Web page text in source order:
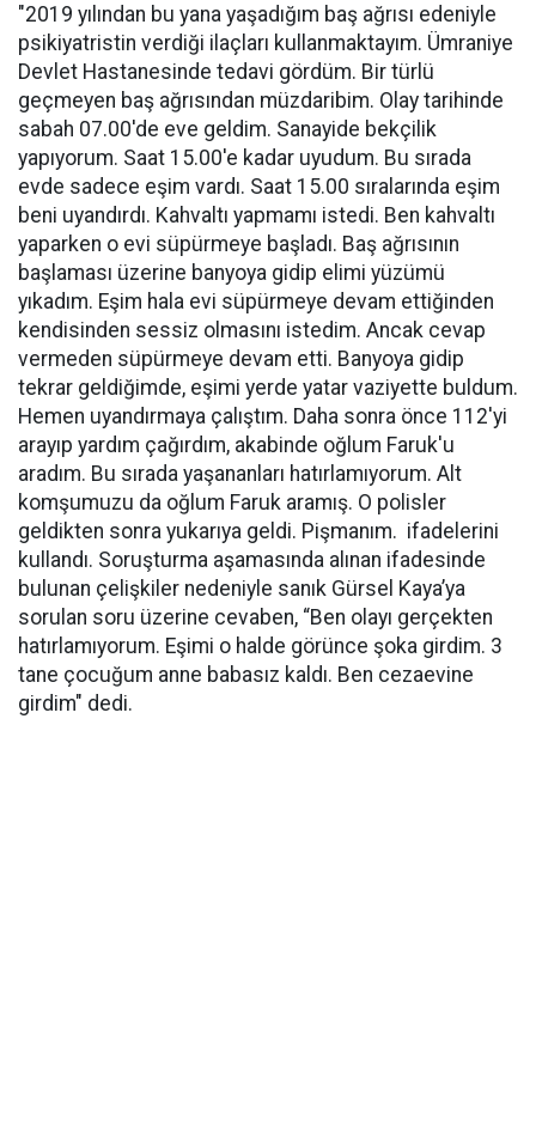
"2019 yılından bu yana yaşadığım baş ağrısı edeniyle
psikiyatristin verdiği ilaçları kullanmaktayım. Ümraniye
Devlet Hastanesinde tedavi gördüm. Bir türlü
geçmeyen baş ağrısından müzdaribim. Olay tarihinde
sabah 07.00'de eve geldim. Sanayide bekçilik
yapıyorum. Saat 15.00'e kadar uyudum. Bu sırada
evde sadece eşim vardı. Saat 15.00 sıralarında eşim
beni uyandırdı. Kahvaltı yapmamı istedi. Ben kahvaltı
yaparken o evi süpürmeye başladı. Baş ağrısının
başlaması üzerine banyoya gidip elimi yüzümü
yıkadım. Eşim hala evi süpürmeye devam ettiğinden
kendisinden sessiz olmasını istedim. Ancak cevap
vermeden süpürmeye devam etti. Banyoya gidip
tekrar geldiğimde, eşimi yerde yatar vaziyette buldum.
Hemen uyandırmaya çalıştım. Daha sonra önce 112'yi
arayıp yardım çağırdım, akabinde oğlum Faruk'u
aradım. Bu sırada yaşananları hatırlamıyorum. Alt
komşumuzu da oğlum Faruk aramış. O polisler
geldikten sonra yukarıya geldi. Pişmanım. ifadelerini
kullandı. Soruşturma aşamasında alınan ifadesinde
bulunan çelişkiler nedeniyle sanık Gürsel Kaya’ya
sorulan soru üzerine cevaben, “Ben olayı gerçekten
hatırlamıyorum. Eşimi o halde görünce şoka girdim. 3
tane çocuğum anne babasız kaldı. Ben cezaevine
girdim" dedi.